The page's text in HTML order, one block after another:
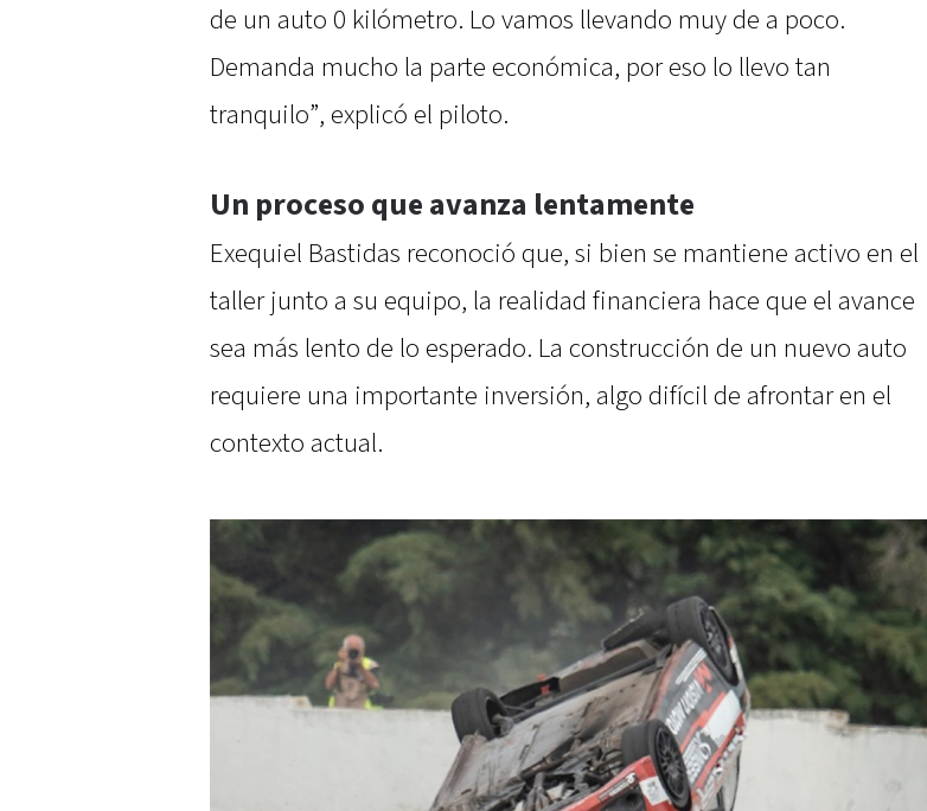
de un auto 0 kilómetro. Lo vamos llevando muy de a poco.
Demanda mucho la parte económica, por eso lo llevo tan
tranquilo”, explicó el piloto.
Un proceso que avanza lentamente
Exequiel Bastidas reconoció que, si bien se mantiene activo en el
taller junto a su equipo, la realidad financiera hace que el avance
sea más lento de lo esperado. La construcción de un nuevo auto
requiere una importante inversión, algo difícil de afrontar en el
contexto actual.